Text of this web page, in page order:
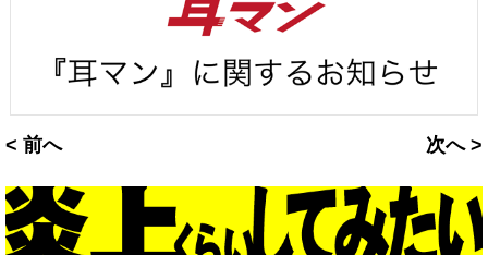
< 前へ 次へ >